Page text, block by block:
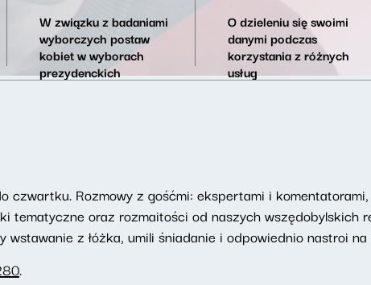
W związku z badaniami
wyborczych postaw
kobiet w wyborach
prezydenckich
O dzieleniu się swoimi
danymi podczas
korzystania z różnych
usług
czwartku. Rozmowy z gośćmi: ekspertami i
tematyczne oraz rozmaitości od naszych wszędobylskich
z łóżka, umili śniadanie i odpowiednio nastroi na
.